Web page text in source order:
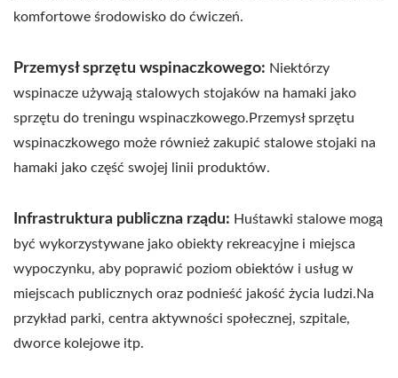
komfortowe środowisko do ćwiczeń.
Przemysł sprzętu wspinaczkowego: Niektórzy
wspinacze używają stalowych stojaków na hamaki jako
sprzętu do treningu wspinaczkowego.Przemysł sprzętu
wspinaczkowego może również zakupić stalowe stojaki na
hamaki jako część swojej linii produktów.
Infrastruktura publiczna rządu: Huśtawki stalowe mogą
być wykorzystywane jako obiekty rekreacyjne i miejsca
wypoczynku, aby poprawić poziom obiektów i usług w
miejscach publicznych oraz podnieść jakość życia ludzi.Na
przykład parki, centra aktywności społecznej, szpitale,
dworce kolejowe itp.